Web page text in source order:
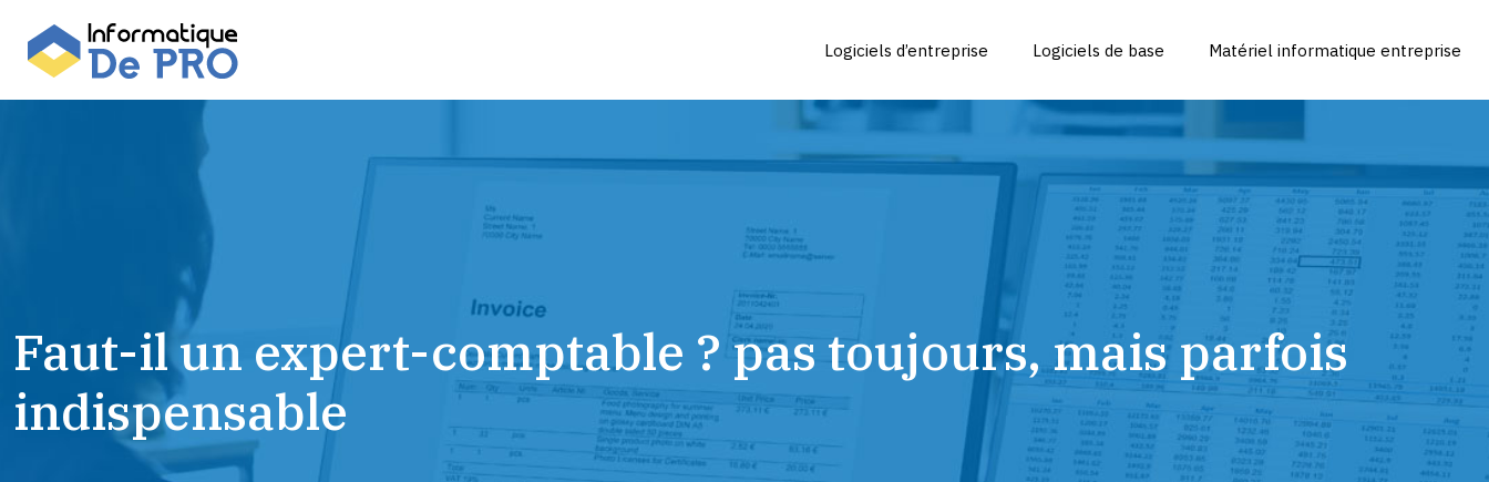
Logiciels d’entreprise Logiciels de base Matériel informatique entreprise
Faut-il un expert-comptable ? pas toujours, mais parfois
indispensable